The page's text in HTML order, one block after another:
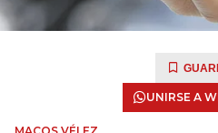
UNIRSE A